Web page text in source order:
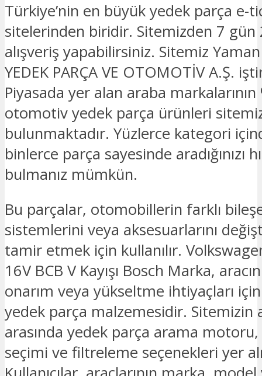
Türkiye’nin en büyük yedek parça e-
sitelerinden biridir. Sitemizden 7 gün
alışveriş yapabilirsiniz. Sitemiz
YEDEK PARÇA VE OTOMOTİV A.Ş.
Piyasada yer alan araba markalarının
otomotiv yedek parça ürünleri
bulunmaktadır. Yüzlerce kategori
binlerce parça sayesinde aradığınızı
bulmanız mümkün.
Bu parçalar, otomobillerin farklı
sistemlerini veya aksesuarlarını
tamir etmek için kullanılır.
16V BCB V Kayışı Bosch Marka,
onarım veya yükseltme ihtiyaçları
yedek parça malzemesidir. Sitemizin
arasında yedek parça arama
seçimi ve filtreleme seçenekleri yer